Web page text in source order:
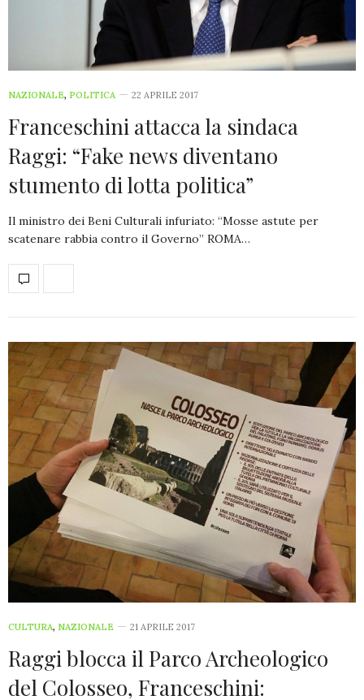
NAZIONALE, POLITICA 22 APRILE 2017
Franceschini attacca la sindaca
Raggi: “Fake news diventano
stumento di lotta politica”
Il ministro dei Beni Culturali infuriato: “Mosse astute per
scatenare rabbia contro il Governo” ROMA…
CULTURA, NAZIONALE 21 APRILE 2017
Raggi blocca il Parco Archeologico
del Colosseo, Franceschini: